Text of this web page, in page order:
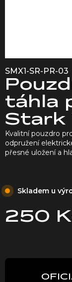
SMX1-SR-PR-03
táhla
Stark
250
cena:
Skladem u
Kvalitní pouzdro
odpružení
přesné uložení a